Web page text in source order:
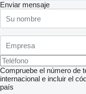
Enviar mensaje
Compruebe el número de
internacional e incluir el
país